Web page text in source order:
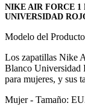
NIKE AIR FORCE 1
UNIVERSIDAD
Modelo del
Los zapatillas Nike
Blanco Universidad
para mujeres, y sus
Mujer - Tamaño: